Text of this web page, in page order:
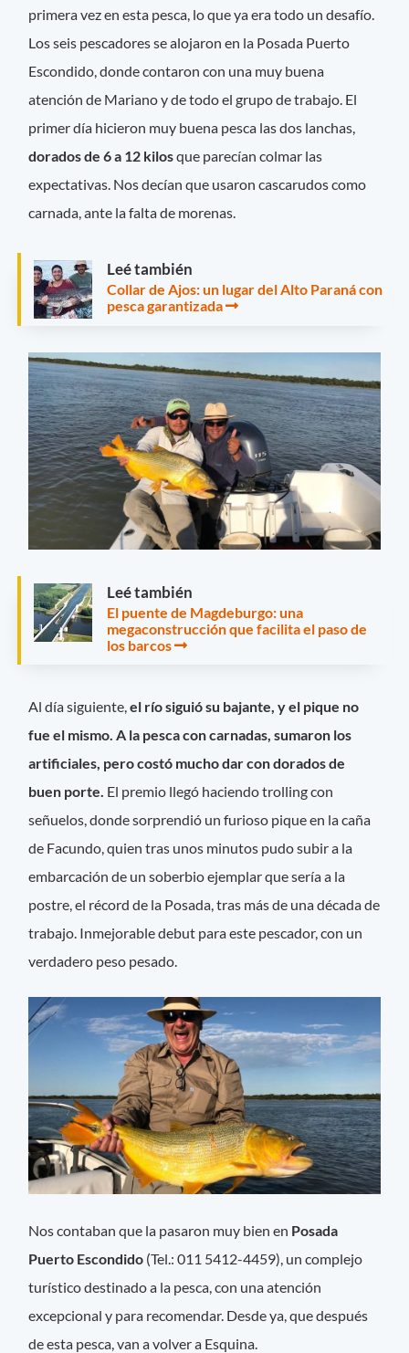
primera vez en esta pesca, lo que ya era todo un desafío.
Los seis pescadores se alojaron en la Posada Puerto
Escondido, donde contaron con una muy buena
atención de Mariano y de todo el grupo de trabajo. El
primer día hicieron muy buena pesca las dos lanchas,
dorados de 6 a 12 kilosque parecían colmar las
expectativas. Nos decían que usaron cascarudos como
carnada, ante la falta de morenas.
Leé también
Collar de Ajos: un lugar del Alto Paraná con
pesca garantizada
Leé también
El puente de Magdeburgo: una
megaconstrucción que facilita el paso de
los barcos
Al día siguiente,el río siguió su bajante, y el pique no
fue el mismo. A la pesca con carnadas, sumaron los
artificiales, pero costó mucho dar con dorados de
buen porte. El premio llegó haciendo trolling con
señuelos, donde sorprendió un furioso pique en la caña
de Facundo, quien tras unos minutos pudo subir a la
embarcación de un soberbio ejemplar que sería a la
postre, el récord de la Posada, tras más de una década de
trabajo. Inmejorable debut para este pescador, con un
verdadero peso pesado.
Nos contaban que la pasaron muy bien en Posada
Puerto Escondido (Tel.: 011 5412-4459), un complejo
turístico destinado a la pesca, con una atención
excepcional y para recomendar. Desde ya, que después
de esta pesca, van a volver a Esquina.